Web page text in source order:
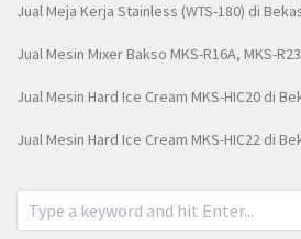
Jual Meja Kerja Stainless (WTS-180) di
Jual Mesin Mixer Bakso MKS-R16A, MKS-
Jual Mesin Hard Ice Cream MKS-HIC20 di
Jual Mesin Hard Ice Cream MKS-HIC22 di